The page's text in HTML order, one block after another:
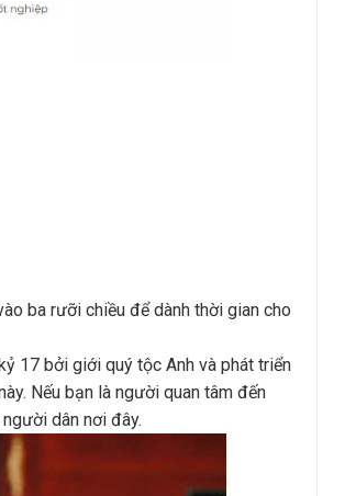
ba rưỡi chiều để dành thời gian cho
17 bởi giới quý tộc Anh và phát triển
Nếu bạn là người quan tâm đến
dân nơi đây.